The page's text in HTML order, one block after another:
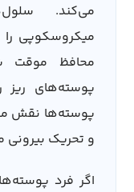
می‌کند.
میکروسکوپی
محافظ موقت
پوسته‌های
پوسته‌ها نقش
و تحریک
اگر فرد